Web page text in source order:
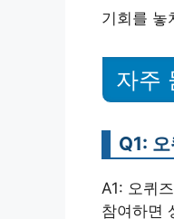
기회를 놓
자주
Q1:
A1: 오퀴
참여하면